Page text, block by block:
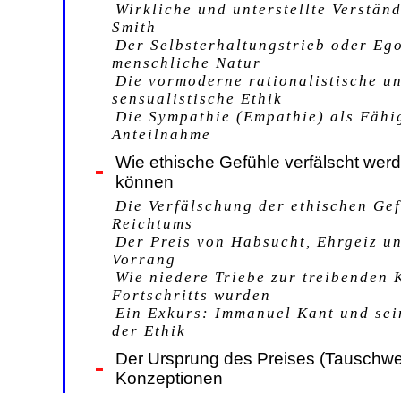
Wirkliche und unterstellte
Smith
Der Selbsterhaltungstrieb oder
menschliche Natur
Die vormoderne rationalistische
sensualistische Ethik
Die Sympathie (Empathie) als
Anteilnahme
Wie ethische Gefühle verfälscht
können
Die Verfälschung der ethischen
Reichtums
Der Preis von Habsucht, Ehrgeiz
Vorrang
Wie niedere Triebe zur
Fortschritts wurden
Ein Exkurs: Immanuel Kant und
der Ethik
Der Ursprung des Preises
Konzeptionen